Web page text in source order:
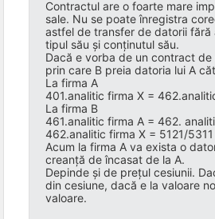
Contractul are o foarte mare
sale. Nu se poate înregistra
astfel de transfer de datorii fără
tipul său și conținutul său.
Dacă e vorba de un contract
prin care B preia datoria lui A
La firma A
401.analitic firma X =
La firma B
461.analitic firma A = 462.
462.analitic firma X = 5121/
Acum la firma A va exista o
creanță de încasat de la A.
Depinde și de prețul cesiunii.
din cesiune, dacă e la valoare
valoare.